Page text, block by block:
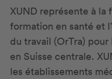
XUND représente à la
formation en santé et
du travail (OrTra)
en Suisse centrale.
les établissements